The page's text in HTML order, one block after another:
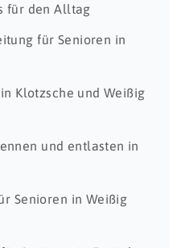
für den Alltag
für Senioren in
Klotzsche und Weißig
und entlasten in
Senioren in Weißig